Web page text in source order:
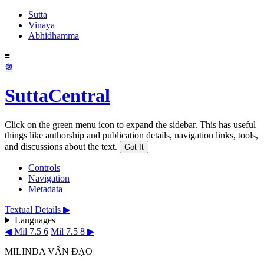
Sutta
Vinaya
Abhidhamma
≡
☸
SuttaCentral
Click on the green menu icon to expand the sidebar. This has useful
things like authorship and publication details, navigation links, tools,
and discussions about the text.
Got It
Controls
Navigation
Metadata
Textual Details ▶
Languages
◀ Mil 7.5 6 Mil 7.5 8 ▶
MILINDA VẤN ĐẠO